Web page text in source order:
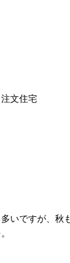
注文住宅
いですが、秋